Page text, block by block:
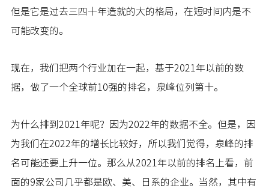
但是它是过去三四十年造就的大的格局，在短时间内是不
可能改变的。
现在，我们把两个行业加在一起，基于2021年以前的数
据，做了一个全球前10强的排名，泉峰位列第十。
为什么排到2021年呢？因为2022年的数据不全。但是，因
为我们在2022年的增长比较好，所以我们觉得，泉峰的排
名可能还要上升一位。那么从2021年以前的排名上看，前
面的9家公司几乎都是欧、美、日系的企业。当然，其中有